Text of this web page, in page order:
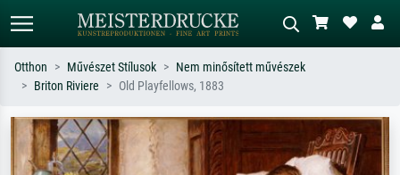
Keressen művész, műcím vagy stílus
szerint – pl. Monet, Csillagos éj,
impresszionizmus, Hokusai-hullám,
Írja le a jelenetet – pl. zöld rét, sok
piros absztrakt, sötét olajkép, álló akt
egy fa mellett.
Otthon Művészet Stílusok
Nem minősített művészek
Briton Riviere
Old Playfellows, 1883